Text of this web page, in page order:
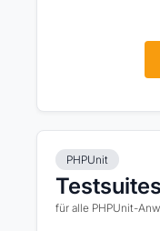
PHPUnit
für alle PHPUnit-